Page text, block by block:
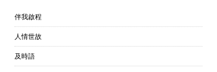
伴我啟程
人情世故
及時語